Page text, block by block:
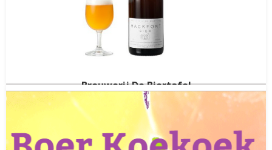
Brouwerij De Biertafel
Vorden
(NED)
Gestopt in2025